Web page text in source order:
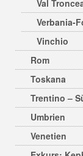
Val
Verbania-
Vinchio
Rom
Toskana
Trentino –
Umbrien
Venetien